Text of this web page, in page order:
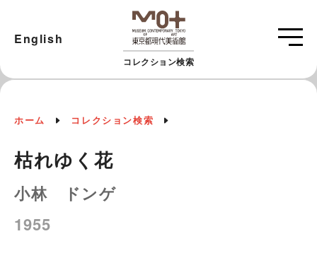
コレクション検索
English
ホーム コレクション検索
枯れゆく花
小林 ドンゲ
1955